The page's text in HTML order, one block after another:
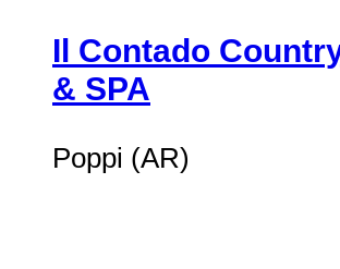
Il Contado
& SPA
Poppi (AR)